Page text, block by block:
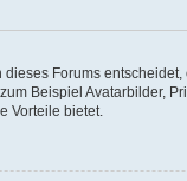
Forums
Beispiel Avatarbilder,
Vorteile bietet.